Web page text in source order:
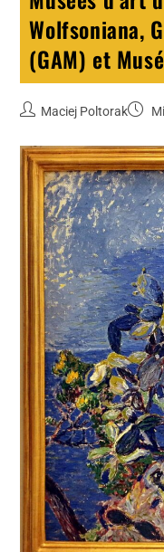
Wolfsoniana,
(GAM) et
Maciej Poltorak